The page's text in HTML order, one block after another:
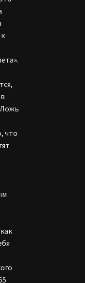
Ложь
что